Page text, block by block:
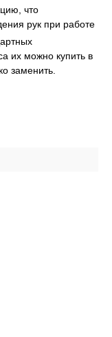
что
рук при работе
их можно купить в
заменить.